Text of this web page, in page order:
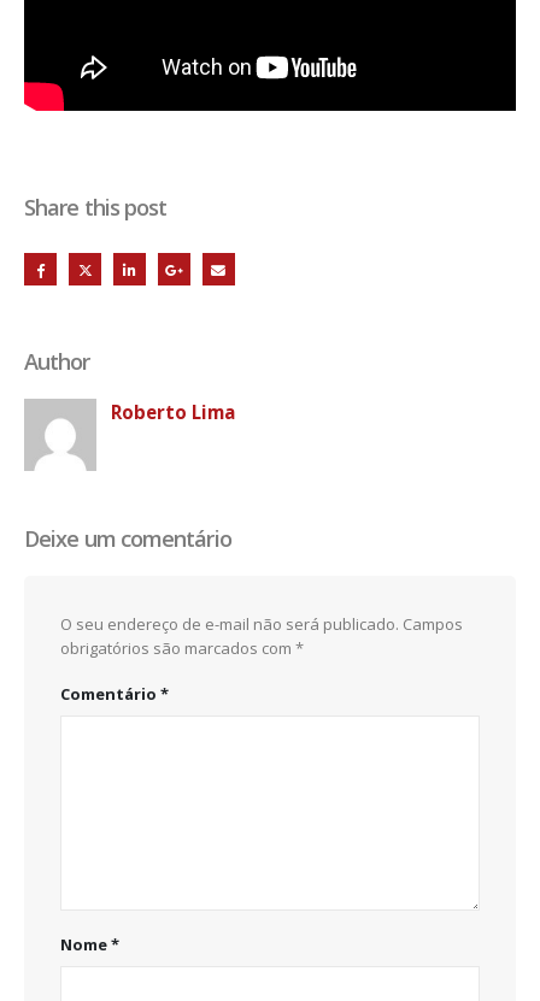
Share this post
Author
Roberto Lima
Deixe um comentário
O seu endereço de e-mail não será publicado. Campos
obrigatórios são marcados com *
Comentário *
Nome*